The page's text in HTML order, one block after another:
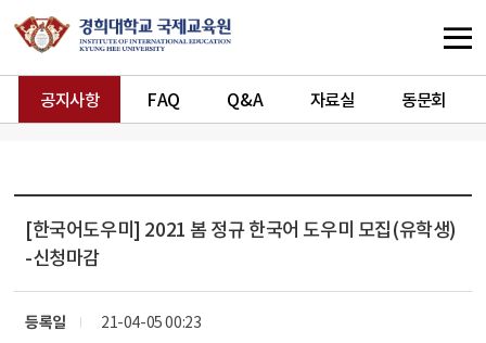
공지사항 FAQ Q&A 자료실 동문회
[한국어도우미] 2021 봄 정규 한국어 도우미 모집(유학생)
-신청마감
등록일
21-04-05 00:23